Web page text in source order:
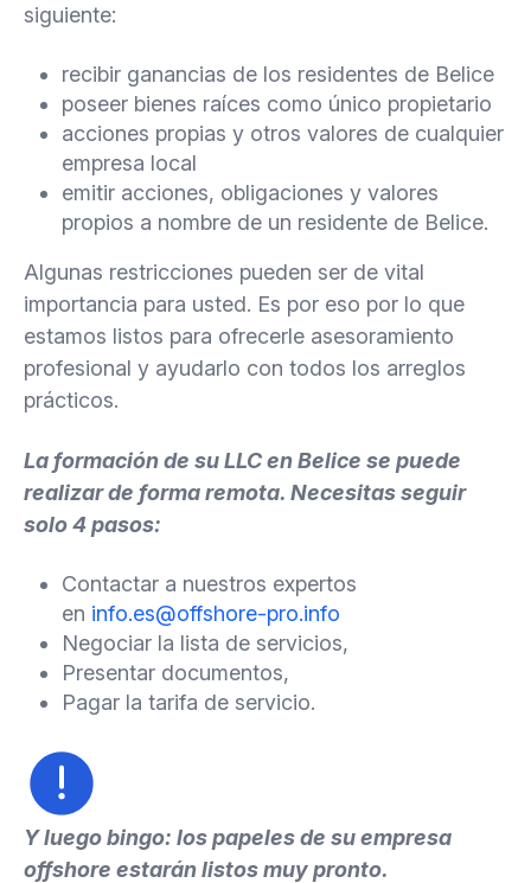
siguiente:
recibir ganancias de los residentes de Belice
poseer bienes raíces como único propietario
acciones propias y otros valores de cualquier
empresa local
emitir acciones, obligaciones y valores
propios a nombre de un residente de Belice.
Algunas restricciones pueden ser de vital
importancia para usted. Es por eso por lo que
estamos listos para ofrecerle asesoramiento
profesional y ayudarlo con todos los arreglos
prácticos.
La formación de su LLC en Belice se puede
realizar de forma remota. Necesitas seguir
solo 4 pasos:
Contactar a nuestros expertos
en info.es@offshore-pro.info
Negociar la lista de servicios,
Presentar documentos,
Pagar la tarifa de servicio.
Y luego bingo: los papeles de su empresa
offshore estarán listos muy pronto.